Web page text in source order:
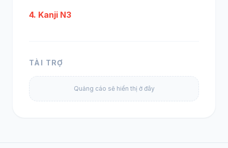
4. Kanji N3
TÀI TRỢ
Quảng cáo sẽ hiển thị ở đây